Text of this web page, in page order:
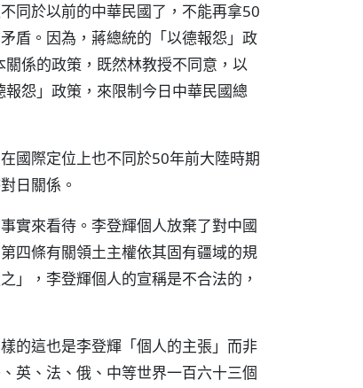
同於以前的中華民國了，不能再拿50
盾。因為，蔣總統的「以德報怨」政
係的政策，既然林教授不同意，以
怨」政策，來限制今日中華民國總
國際定位上也不同於50年前大陸時期
日關係。
實來看待。李登輝個人放棄了對中國
四條有關領土主權依其固有疆域的規
」，李登輝個人的宣稱是不合法的，
的這也是李登輝「個人的主張」而非
英、法、俄、中等世界一百六十三個